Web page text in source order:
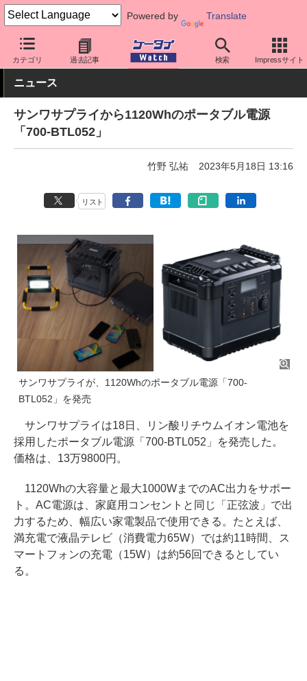
Powered by Translate
カテゴリ 過去記事 検索 Impressサイト
ケータイ Watch 周辺機器/アクセサリー モバイルバッテリー
ニュース
サンワサプライから1120Whのポータブル電源
「700-BTL052」
竹野 弘祐 2023年5月18日 13:16
リスト
サンワサプライが、1120Whのポータブル電源「700-
BTL052」を発売
サンワサプライは18日、リン酸リチウムイオン電池を
採用したポータブル電源「700-BTL052」を発売した。
価格は、13万9800円。
1120Whの大容量と最大1000WまでのAC出力をサポー
ト。AC電源は、家庭用コンセントと同じ「正弦波」で出
力するため、幅広い家電製品で使用できる。たとえば、
満充電で液晶テレビ（消費電力65W）では約11時間、ス
マートフォンの充電（15W）は約56回できるとしてい
る。